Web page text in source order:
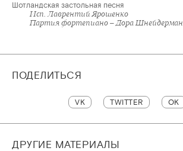
Шотландская застольная песня
Исп. Лаврентий Ярошенко
Партия фортепиано – Дора Шнейдерман
ПОДЕЛИТЬСЯ
VK TWITTER OK
ДРУГИЕ МАТЕРИАЛЫ